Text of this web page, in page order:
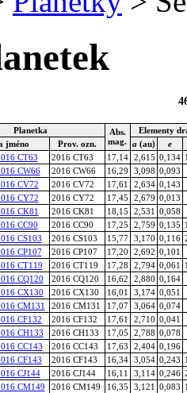
Planetka
Abs.
mag.
Elementy
jméno
Prov. ozn. a(au)
e
CT63
2016 CT63 17,14 2,615 0,134
CW66
2016 CW66 16,29 3,098 0,093
CV72
2016 CV72 17,61 2,634 0,143
CY72
2016 CY72 17,45 2,679 0,013
CK81
2016 CK81 18,15 2,531 0,058
CC90
2016 CC90 17,25 2,759 0,135
CS103
2016 CS103 15,77 3,170 0,116
CP107
2016 CP107 17,20 2,692 0,101
CT119
2016 CT119 17,28 2,794 0,061
CQ120
2016 CQ120 16,62 2,880 0,164
CX130
2016 CX130 16,01 3,174 0,051
CM131
2016 CM131 17,07 3,064 0,074
CF132
2016 CF132 17,61 2,710 0,041
CH133
2016 CH133 17,05 2,788 0,078
CC143
2016 CC143 17,63 2,404 0,196
CF143
2016 CF143 16,34 3,054 0,243
CJ144
2016 CJ144 16,11 3,114 0,246
CM149
2016 CM149 16,35 3,121 0,083